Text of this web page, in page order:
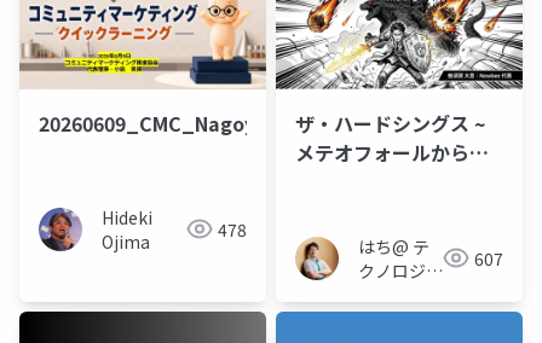
20260609_CMC_Nagoya_QuickLearning
Hideki
Ojima
478
ザ・ハードシングス ~
メテオフォールからみ
はち@ テ
クノロジー
「Newbee」
607